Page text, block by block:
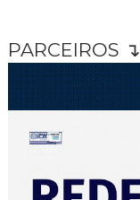
PARCEIROS ↴